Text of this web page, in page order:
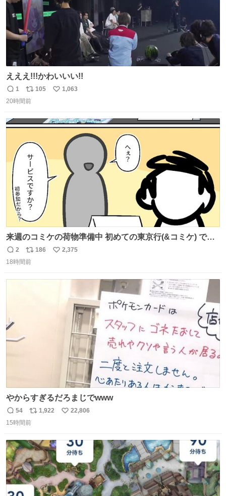
えええ!!!かわいいい!!
返
信
1
リ
ポ
ト
105
い
数
1,063
20時間前
来週のコミケの荷物準備中 初めての東京行(&コミケ) です
#C108
返
信
2
リ
ポ
186
い
2,375
18時間前
やからすぎるだろまじでwww
返
信
54
リ
ポ
ト
数
1,922
い
数
22,806
15時間前